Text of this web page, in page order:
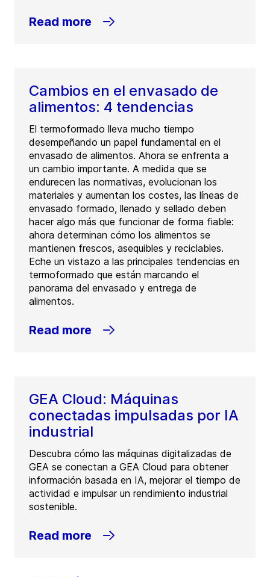
Read more
Cambios en el envasado de
alimentos: 4 tendencias
El termoformado lleva mucho tiempo
desempeñando un papel fundamental en el
envasado de alimentos. Ahora se enfrenta a
un cambio importante. A medida que se
endurecen las normativas, evolucionan los
materiales y aumentan los costes, las líneas de
envasado formado, llenado y sellado deben
hacer algo más que funcionar de forma fiable:
ahora determinan cómo los alimentos se
mantienen frescos, asequibles y reciclables.
Eche un vistazo a las principales tendencias en
termoformado que están marcando el
panorama del envasado y entrega de
alimentos.
Read more
GEA Cloud: Máquinas
conectadas impulsadas por IA
industrial
Descubra cómo las máquinas digitalizadas de
GEA se conectan a GEA Cloud para obtener
información basada en IA, mejorar el tiempo de
actividad e impulsar un rendimiento industrial
sostenible.
Read more